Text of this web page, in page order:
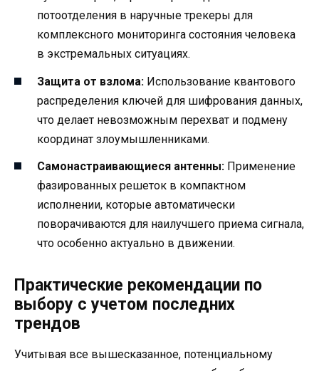
потоотделения в наручные трекеры для
комплексного мониторинга состояния человека
в экстремальных ситуациях.
Защита от взлома: Использование квантового
распределения ключей для шифрования данных,
что делает невозможным перехват и подмену
координат злоумышленниками.
Самонастраивающиеся антенны: Применение
фазированных решеток в компактном
исполнении, которые автоматически
поворачиваются для наилучшего приема сигнала,
что особенно актуально в движении.
Практические рекомендации по
выбору с учетом последних
трендов
Учитывая все вышесказанное, потенциальному